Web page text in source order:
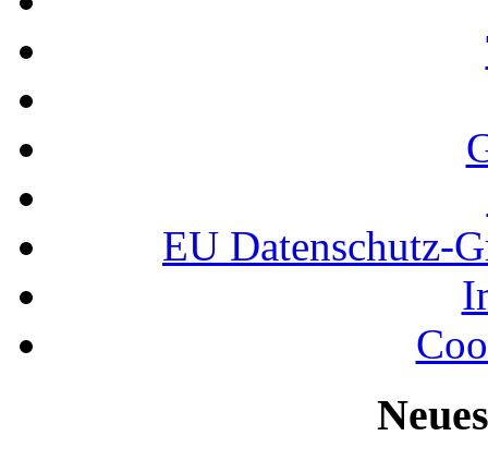
EU Datenschutz-